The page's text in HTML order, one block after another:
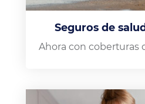
Seguros de
Ahora con coberturas